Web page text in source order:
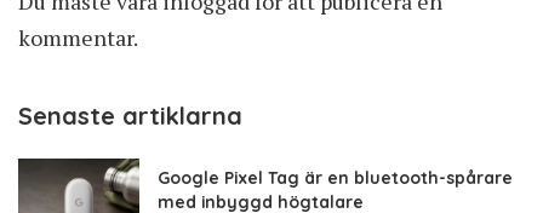
kommentar.
Senaste artiklarna
Google Pixel Tag är en bluetooth-spårare
med inbyggd högtalare